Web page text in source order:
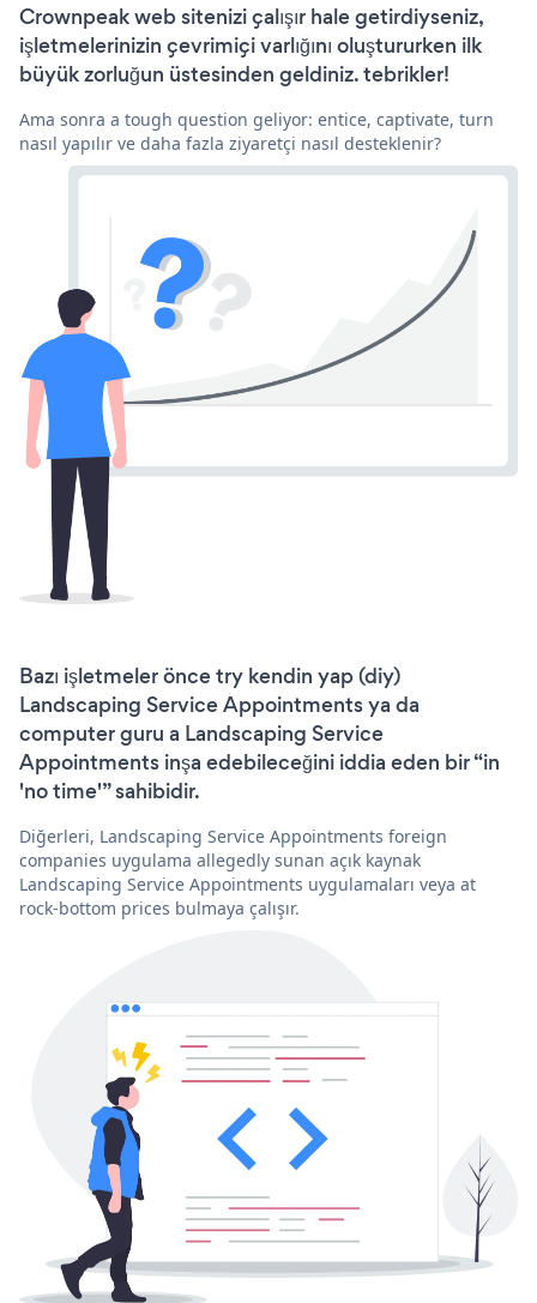
Crownpeak web sitenizi çalışır hale getirdiyseniz,
işletmelerinizin çevrimiçi varlığını oluştururken ilk
büyük zorluğun üstesinden geldiniz. tebrikler!
Ama sonra a tough question geliyor: entice, captivate, turn
nasıl yapılır ve daha fazla ziyaretçi nasıl desteklenir?
Bazı işletmeler önce try kendin yap (diy)
Landscaping Service Appointments ya da
computer guru a Landscaping Service
Appointments inşa edebileceğini iddia eden bir “in
'no time'” sahibidir.
Diğerleri, Landscaping Service Appointments foreign
companies uygulama allegedly sunan açık kaynak
Landscaping Service Appointments uygulamaları veya at
rock-bottom prices bulmaya çalışır.